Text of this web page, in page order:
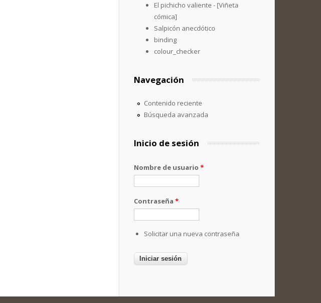
El pichicho valiente - [Viñeta
cómica]
Salpicón anecdótico
binding
colour_checker
Navegación
Contenido reciente
Búsqueda avanzada
Inicio de sesión
Nombre de usuario *
Contraseña *
Solicitar una nueva contraseña